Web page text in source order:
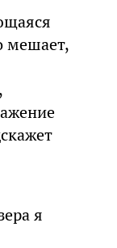
мешает,
я